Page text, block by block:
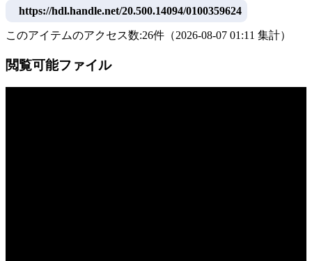
https://hdl.handle.net/20.500.14094/0100359624
このアイテムのアクセス数:26件 （2026-08-07 01:11 集計）
閲覧可能ファイル